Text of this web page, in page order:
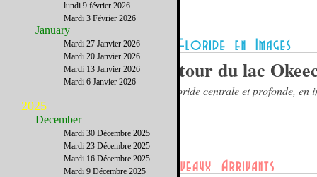
Autour du lac
La floride centrale et profonde, en
lundi 9 février 2026
Mardi 3 Février 2026
January
Mardi 27 Janvier 2026
Mardi 20 Janvier 2026
Mardi 13 Janvier 2026
Mardi 6 Janvier 2026
2025
December
Mardi 30 Décembre 2025
Mardi 23 Décembre 2025
Mardi 16 Décembre 2025
Mardi 9 Décembre 2025